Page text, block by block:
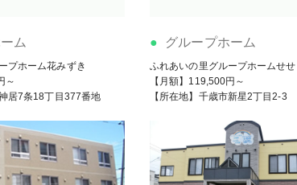
ム
プホーム花みずき
～
居7条18丁目377番地
グループホーム
ふれあいの里グループホームせ
【月額】119,500円～
【所在地】千歳市新星2丁目2-3